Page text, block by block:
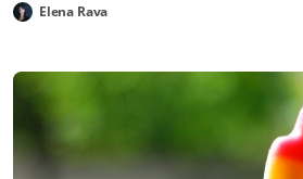
Elena Rava